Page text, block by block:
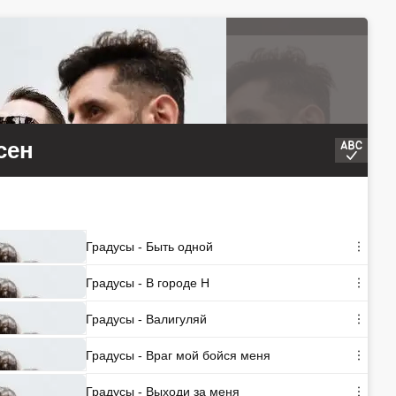
Градусы - Быть одной
Градусы - В городе Н
Градусы - Валигуляй
Градусы - Враг мой бойся меня
Градусы - Выходи за меня